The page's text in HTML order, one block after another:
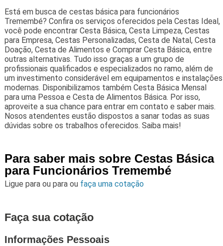
Está em busca de cestas básica para funcionários
Tremembé? Confira os serviços oferecidos pela Cestas Ideal,
você pode encontrar Cesta Básica, Cesta Limpeza, Cestas
para Empresa, Cestas Personalizadas, Cesta de Natal, Cesta
Doação, Cesta de Alimentos e Comprar Cesta Básica, entre
outras alternativas. Tudo isso graças a um grupo de
profissionais qualificados e especializados no ramo, além de
um investimento considerável em equipamentos e instalações
modernas. Disponibilizamos também Cesta Básica Mensal
para uma Pessoa e Cesta de Alimentos Básica. Por isso,
aproveite a sua chance para entrar em contato e saber mais.
Nosos atendentes eustão dispostos a sanar todas as suas
dúvidas sobre os trabalhos oferecidos. Saiba mais!
Para saber mais sobre Cestas Básica
para Funcionários Tremembé
Ligue para ou para ou faça uma cotação
Faça sua cotação
Informações Pessoais